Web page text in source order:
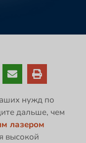
нужд по
дальше, чем
лазером
высокой